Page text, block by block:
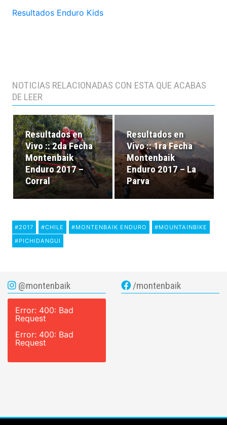
Resultados Enduro Kids
NOTICIAS RELACIONADAS CON ESTA QUE ACABAS
DE LEER
Resultados en
Vivo :: 2da Fecha
Montenbaik
Enduro 2017 –
Corral
Resultados en
Vivo :: 1ra Fecha
Montenbaik
Enduro 2017 – La
Parva
#2017 #CHILE #MONTENBAIK ENDURO
#MOUNTAINBIKE
#PICHIDANGUI
@montenbaik
Error: 400: Bad
Request
Error: 400: Bad
Request
/montenbaik